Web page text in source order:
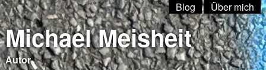
Blog Über mich
Michael Meisheit
Autor